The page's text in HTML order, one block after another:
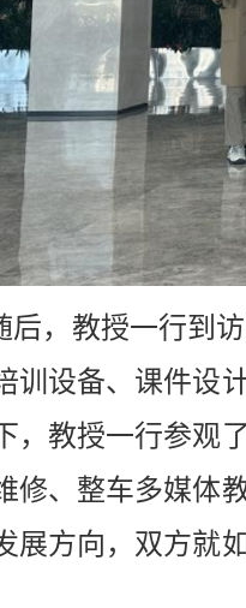
后，教授一行到
训设备、课件设
，教授一行参观
修、整车多媒体
展方向，双方就